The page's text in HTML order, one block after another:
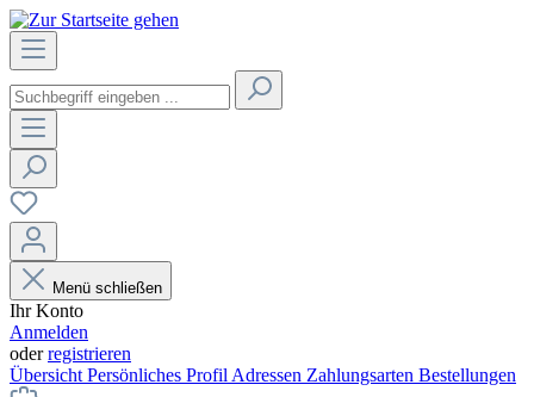
Menü schließen
Ihr Konto
Anmelden
oderregistrieren
Übersicht Persönliches Profil Adressen Zahlungsarten Bestellungen